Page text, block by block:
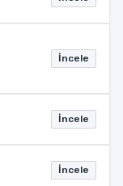
İncele
İncele
İncele